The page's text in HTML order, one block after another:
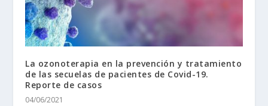
La ozonoterapia en la prevención y tratamiento
de las secuelas de pacientes de Covid-19.
Reporte de casos
04/06/2021